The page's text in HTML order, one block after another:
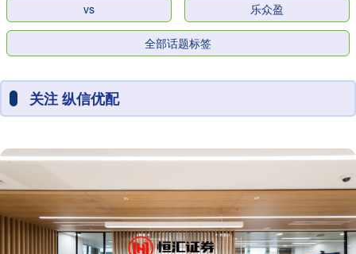
vs 乐众盈
全部话题标签
关注 纵信优配